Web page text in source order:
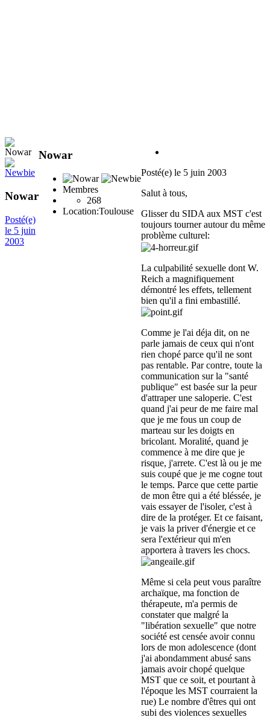
Nowar
Posté(e)
le 5 juin
2003
Nowar
Membres
268
Location:Toulouse
Posté(e) le 5 juin 2003
Salut à tous,
Glisser du SIDA aux MST c'est
toujours tourner autour du même
problème culturel:
La culpabilité sexuelle dont W.
Reich a magnifiquement
démontré les effets, tellement
bien qu'il a fini embastillé.
Comme je l'ai déja dit, on ne
parle jamais de ceux qui n'ont
rien chopé parce qu'il ne sont
pas rentable. Par contre, toute la
communication sur la "santé
publique" est basée sur la peur
d'attraper une saloperie. C'est
quand j'ai peur de me faire mal
que je me fous un coup de
marteau sur les doigts en
bricolant. Moralité, quand je
commence à me dire que je
risque, j'arrete. C'est là ou je me
suis coupé que je me cogne tout
le temps. Parce que cette partie
de mon être qui a été bléssée, je
vais essayer de l'isoler, c'est à
dire de la protéger. Et ce faisant,
je vais la priver d'énergie et ce
sera l'extérieur qui m'en
apportera à travers les chocs.
Même si cela peut vous paraître
archaïque, ma fonction de
thérapeute, m'a permis de
constater que malgré la
"libération sexuelle" que notre
société est censée avoir connu
lors de mon adolescence (dont
j'ai abondamment abusé sans
jamais avoir chopé quelque
MST que ce soit, et pourtant à
l'époque les MST courraient la
rue) Le nombre d'êtres qui ont
subi des violences sexuelles